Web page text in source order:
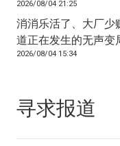
2026/08/04 21:25
消消乐活了、大厂少
道正在发生的无声变
2026/08/04 15:34
寻求报道